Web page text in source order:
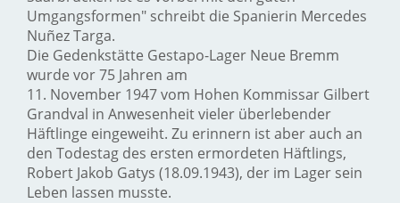
Umgangsformen" schreibt die Spanierin Mercedes
Nuñez Targa.
Die Gedenkstätte Gestapo-Lager Neue Bremm
wurde vor 75 Jahren am
11. November 1947 vom Hohen Kommissar Gilbert
Grandval in Anwesenheit vieler überlebender
Häftlinge eingeweiht. Zu erinnern ist aber auch an
den Todestag des ersten ermordeten Häftlings,
Robert Jakob Gatys (18.09.1943), der im Lager sein
Leben lassen musste.